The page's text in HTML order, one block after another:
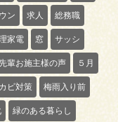
ン 求人 総務職
家電 窓 サッシ
先輩お施主様の声 ５月
カビ対策 梅雨入り前
緑のある暮らし